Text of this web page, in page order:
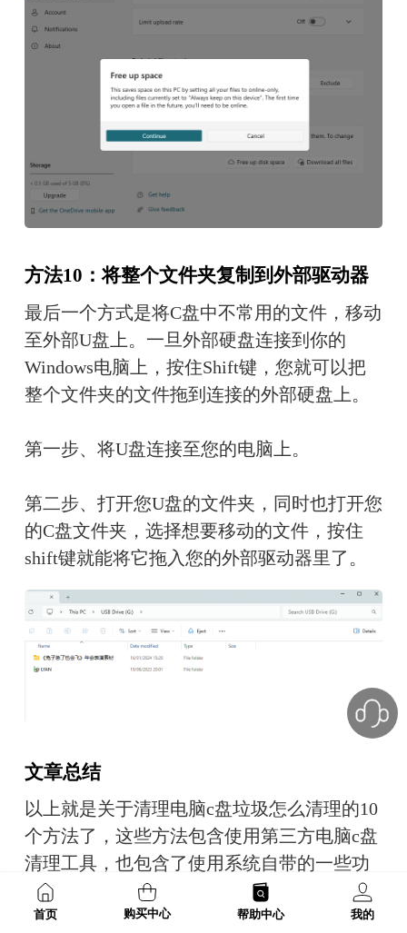
方法10：将整个文件夹复制到外部驱动器
最后一个方式是将C盘中不常用的文件，移动
至外部U盘上。一旦外部硬盘连接到你的
Windows电脑上，按住Shift键，您就可以把
整个文件夹的文件拖到连接的外部硬盘上。
第一步、将U盘连接至您的电脑上。
第二步、打开您U盘的文件夹，同时也打开您
的C盘文件夹，选择想要移动的文件，按住
shift键就能将它拖入您的外部驱动器里了。
文章总结
以上就是关于清理电脑c盘垃圾怎么清理的10
个方法了，这些方法包含使用第三方电脑c盘
清理工具，也包含了使用系统自带的一些功
能。希望这些方法可以帮助您快速清理电脑c
盘垃圾。如果您对电脑清理还有疑问，欢迎
首页 购买中心 帮助中心 我的